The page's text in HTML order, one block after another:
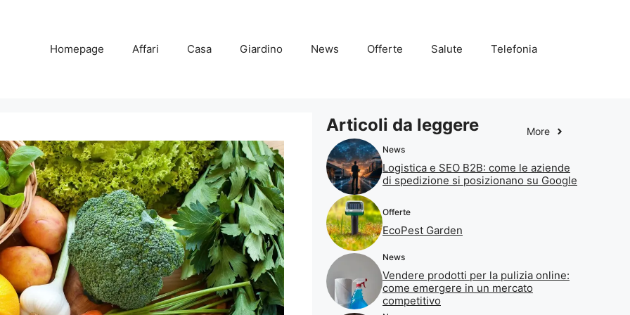
Homepage Affari Casa Giardino News Offerte Salute Telefonia
Articoli da leggere More
News
Logistica e SEO B2B: come le aziende
di spedizione si posizionano su Google
Offerte
EcoPest Garden
News
Vendere prodotti per la pulizia online:
come emergere in un mercato
competitivo